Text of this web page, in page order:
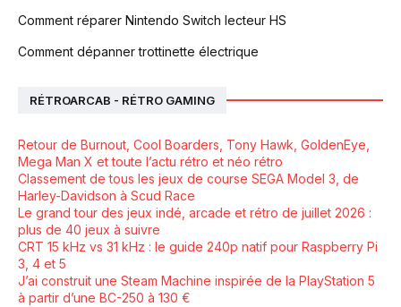
Comment réparer Nintendo Switch lecteur HS
Comment dépanner trottinette électrique
RÉTROARCAB - RÉTRO GAMING
Retour de Burnout, Cool Boarders, Tony Hawk, GoldenEye,
Mega Man X et toute l’actu rétro et néo rétro
Classement de tous les jeux de course SEGA Model 3, de
Harley-Davidson à Scud Race
Le grand tour des jeux indé, arcade et rétro de juillet 2026 :
plus de 40 jeux à suivre
CRT 15 kHz vs 31 kHz : le guide 240p natif pour Raspberry Pi
3, 4 et 5
J’ai construit une Steam Machine inspirée de la PlayStation 5
à partir d’une BC-250 à 130 €